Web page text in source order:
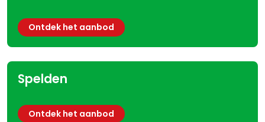
Ontdek het aanbod
Spelden
Ontdek het aanbod